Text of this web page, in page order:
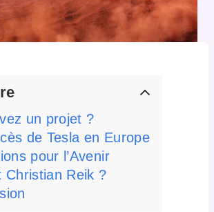
un projet ?
de Tesla en Europe
pour l’Avenir
Christian Reik ?